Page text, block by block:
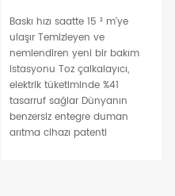
Baskı hızı saatte 15 ² m'ye
ulaşır Temizleyen ve
nemlendiren yeni bir bakım
istasyonu Toz çalkalayıcı,
elektrik tüketiminde %41
tasarruf sağlar Dünyanın
benzersiz entegre duman
arıtma cihazı patenti